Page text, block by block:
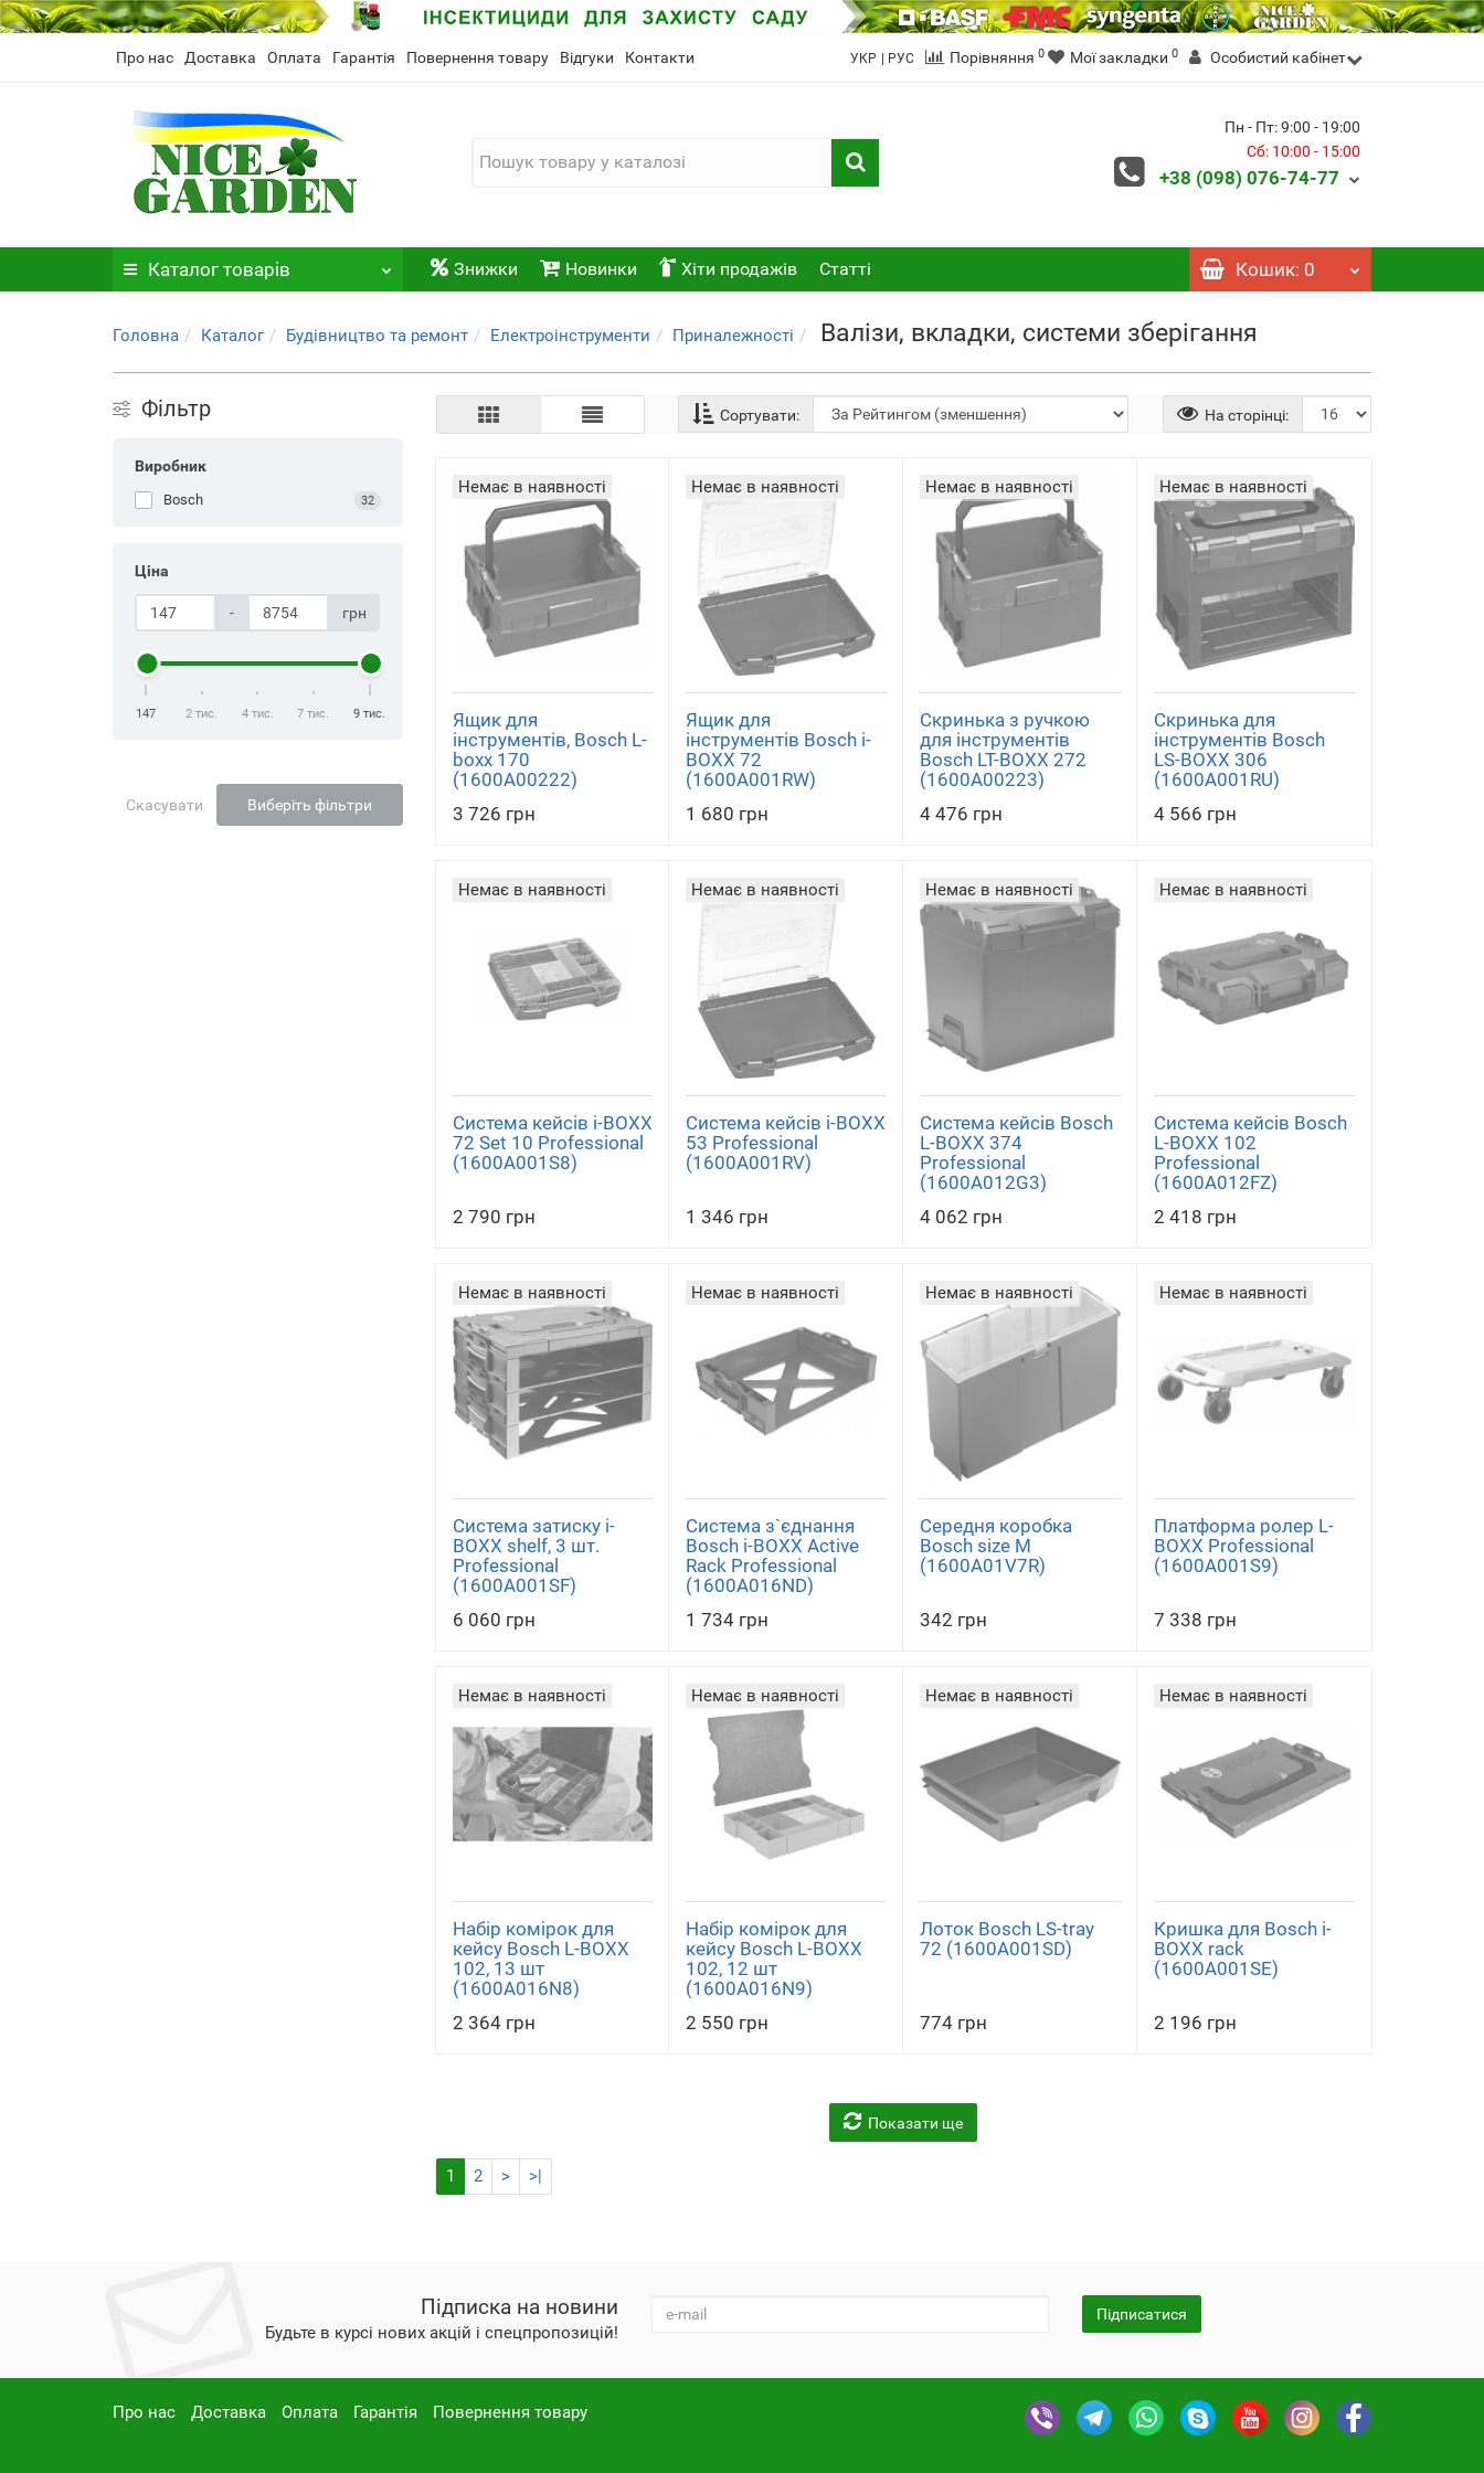
Про нас Доставка Оплата Гарантія Повернення товару Відгуки Контакти УКР | РУС Порівняння 0 Мої закладки 0 Особистий кабінет
Пн - Пт: 9:00 - 19:00
Сб: 10:00 - 15:00
+38 (098) 076-74-77
Каталог товарів Знижки Новинки Хіти продажів Статті Кошик: 0
Головна Каталог Будівництво та ремонт Електроінструменти Приналежності Валізи, вкладки, системи зберігання
Фільтр
Виробник
Bosch 32
Ціна
- грн
147 2 тис. 4 тис. 7 тис. 9 тис.
Скасувати Виберіть фільтри
Сортувати: На сторінці:
Немає в наявності
Ящик для
інструментів, Bosch L-
boxx 170
(1600A00222)
3 726 грн
Немає в наявності
Ящик для
інструментів Bosch i-
BOXX 72
(1600A001RW)
1 680 грн
Немає в наявності
Скринька з ручкою
для інструментів
Bosch LT-BOXX 272
(1600A00223)
4 476 грн
Немає в наявності
Скринька для
інструментів Bosch
LS-BOXX 306
(1600A001RU)
4 566 грн
Немає в наявності
Система кейсів i-BOXX
72 Set 10 Professional
(1600A001S8)
2 790 грн
Немає в наявності
Система кейсів i-BOXX
53 Professional
(1600A001RV)
1 346 грн
Немає в наявності
Система кейсів Bosch
L-BOXX 374
Professional
(1600A012G3)
4 062 грн
Немає в наявності
Система кейсів Bosch
L-BOXX 102
Professional
(1600A012FZ)
2 418 грн
Немає в наявності
Система затиску i-
BOXX shelf, 3 шт.
Professional
(1600A001SF)
6 060 грн
Немає в наявності
Система з`єднання
Bosch i-BOXX Active
Rack Professional
(1600A016ND)
1 734 грн
Немає в наявності
Середня коробка
Bosch size M
(1600A01V7R)
342 грн
Немає в наявності
Платформа ролер L-
BOXX Professional
(1600A001S9)
7 338 грн
Немає в наявності
Набір комірок для
кейсу Bosch L-BOXX
102, 13 шт
(1600A016N8)
2 364 грн
Немає в наявності
Набір комірок для
кейсу Bosch L-BOXX
102, 12 шт
(1600A016N9)
2 550 грн
Немає в наявності
Лоток Bosch LS-tray
72 (1600A001SD)
774 грн
Немає в наявності
Кришка для Bosch i-
BOXX rack
(1600A001SE)
2 196 грн
Показати ще
1 2 > >|
Підписка на новини
Будьте в курсі нових акцій і спецпропозицій!
Підписатися
Про нас Доставка Оплата Гарантія Повернення товару